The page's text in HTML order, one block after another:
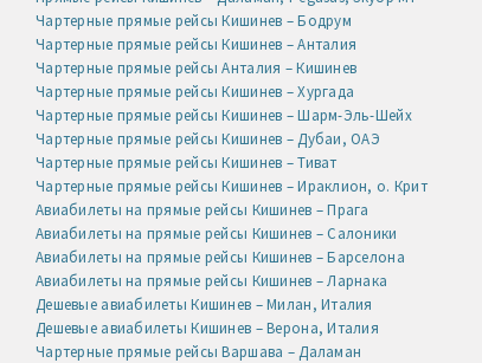
Чартерные прямые рейсы Кишинев – Бодрум
Чартерные прямые рейсы Кишинев – Анталия
Чартерные прямые рейсы Анталия – Кишинев
Чартерные прямые рейсы Кишинев – Хургада
Чартерные прямые рейсы Кишинев – Шарм-Эль-Шейх
Чартерные прямые рейсы Кишинев – Дубаи, ОАЭ
Чартерные прямые рейсы Кишинев – Тиват
Чартерные прямые рейсы Кишинев – Ираклион, о. Крит
Авиабилеты на прямые рейсы Кишинев – Прага
Авиабилеты на прямые рейсы Кишинев – Салоники
Авиабилеты на прямые рейсы Кишинев – Барселона
Авиабилеты на прямые рейсы Кишинев – Ларнака
Дешевые авиабилеты Кишинев – Милан, Италия
Дешевые авиабилеты Кишинев – Верона, Италия
Чартерные прямые рейсы Варшава – Даламан